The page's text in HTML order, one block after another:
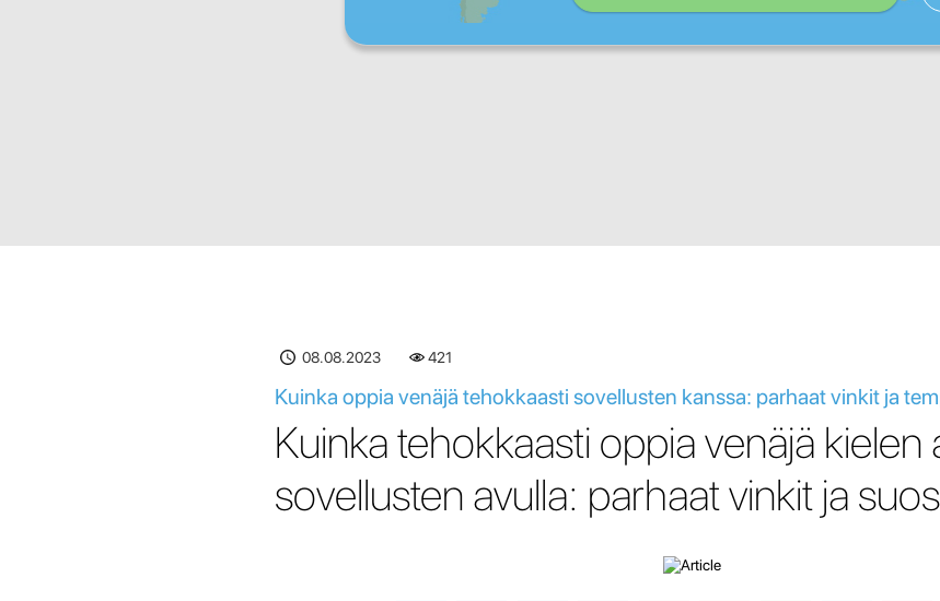
08.08.2023 421
Kuinka oppia venäjä tehokkaasti sovellusten kanssa: parhaat vinkit ja
Kuinka tehokkaasti oppia venäjä kielen
sovellusten avulla: parhaat vinkit ja